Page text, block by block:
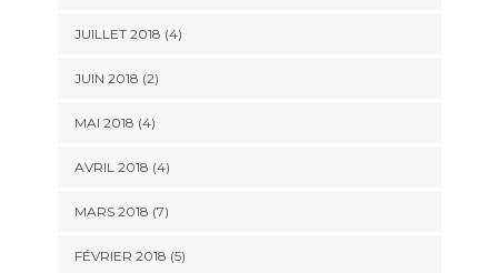
JUILLET 2018 (4)
JUIN 2018 (2)
MAI 2018 (4)
AVRIL 2018 (4)
MARS 2018 (7)
FÉVRIER 2018 (5)